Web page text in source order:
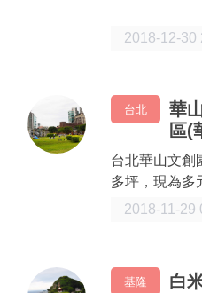
2018-12-30
台北
華
區(
台北華山文創
多坪，現為多
2018-11-29
基隆 白